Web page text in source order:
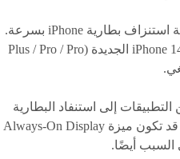
مشكلة أخرى شائعة هي مشكلة استنزاف بطارية iPhone بسرعة.
يقول المستخدمون إن بطارية iPhone 14 الجديدة (Plus / Pro / Pro
إلى استنفاد البطارية
بشكل أسرع. علاوة على ذلك ، قد تكون ميزة Always-On Display